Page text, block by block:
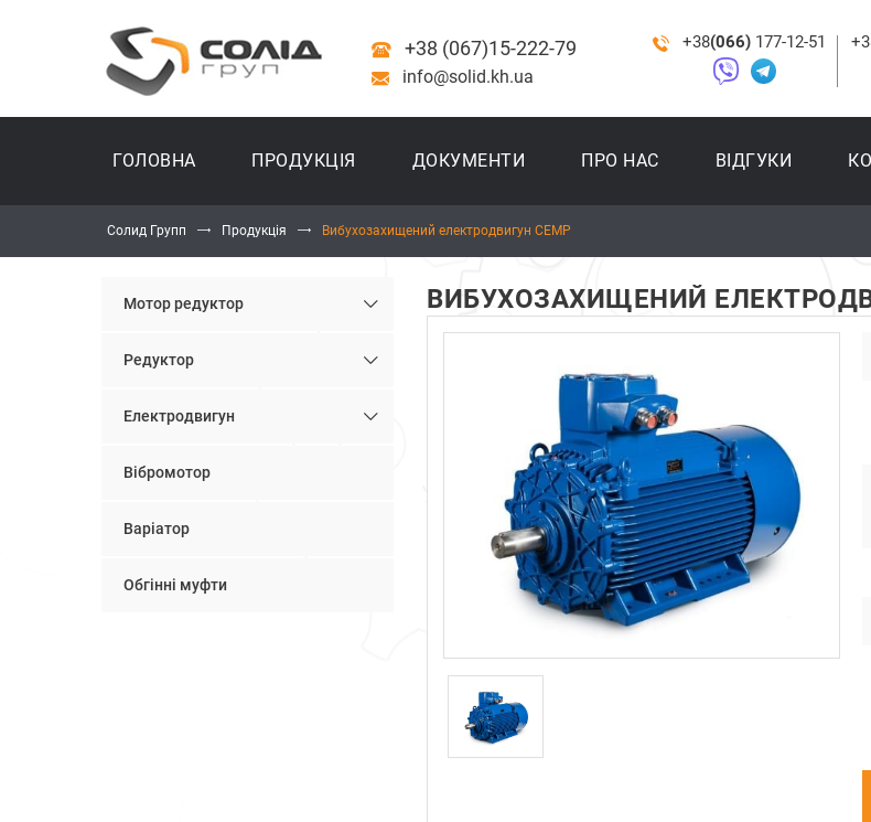
+38 (067)15-222-79 +38(066) 177-12-51
info@solid.kh.ua
ГОЛОВНА ПРОДУКЦІЯ ДОКУМЕНТИ ПРО НАС ВІДГУКИ
Солид Групп Продукція Вибухозахищений електродвигун CEMP
Мотор редуктор
Редуктор
Електродвигун
Вібромотор
Варіатор
Обгінні муфти
ВИБУХОЗАХИЩЕНИЙ